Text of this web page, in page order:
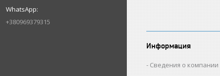
+380969379315
Информация
Сведения о компании